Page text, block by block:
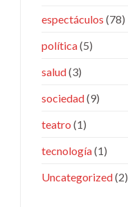
espectáculos (78)
política(5)
salud(3)
sociedad(9)
teatro (1)
tecnología(1)
Uncategorized(2)